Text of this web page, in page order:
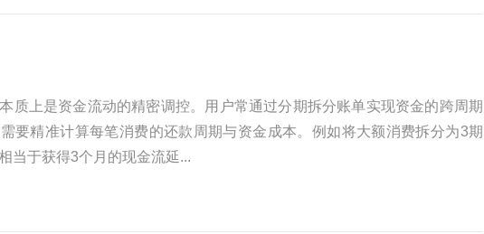
质上是资金流动的精密调控。用户常通过分期拆分账单实现资金的跨周期
要精准计算每笔消费的还款周期与资金成本。例如将大额消费拆分为3期
当于获得3个月的现金流延...